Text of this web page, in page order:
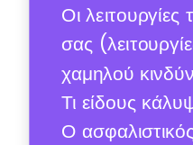
Οι λειτουργίες
σας
χαμηλού
Τι είδους
Ο